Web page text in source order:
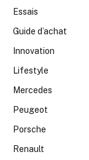
Essais
Guide d’achat
Innovation
Lifestyle
Mercedes
Peugeot
Porsche
Renault